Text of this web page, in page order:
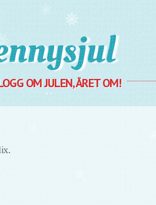
OM JULEN, ÅRET OM!